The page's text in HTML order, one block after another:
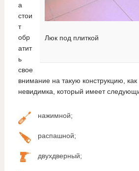
Люк под плиткой
а
стои
т
обр
атит
ь
свое
внимание на такую конструкцию,
невидимка, который имеет
нажимной;
распашной;
двухдверный;